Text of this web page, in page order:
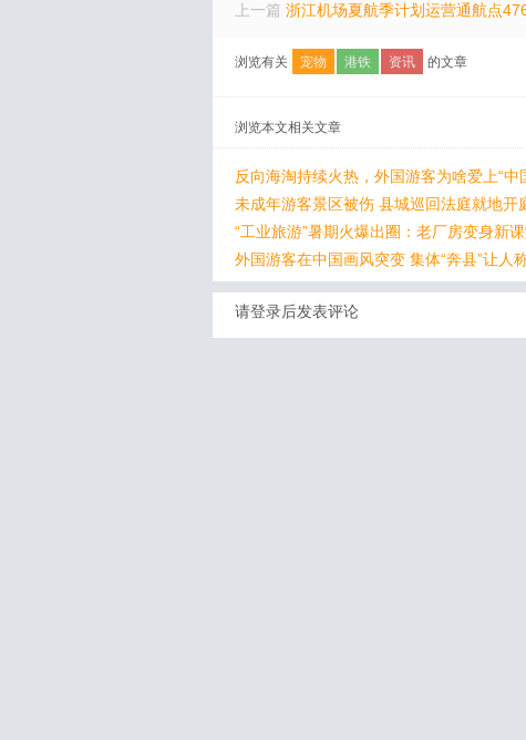
上一篇 浙江机场夏航季计划运营通航点
浏览有关 宠物 港铁 资讯 的文章
浏览本文相关文章
反向海淘持续火热，外国游客为啥爱上“中
未成年游客景区被伤 县城巡回法庭就地开
“工业旅游”暑期火爆出圈：老厂房变身新
外国游客在中国画风突变 集体“奔县”让人
请登录后发表评论